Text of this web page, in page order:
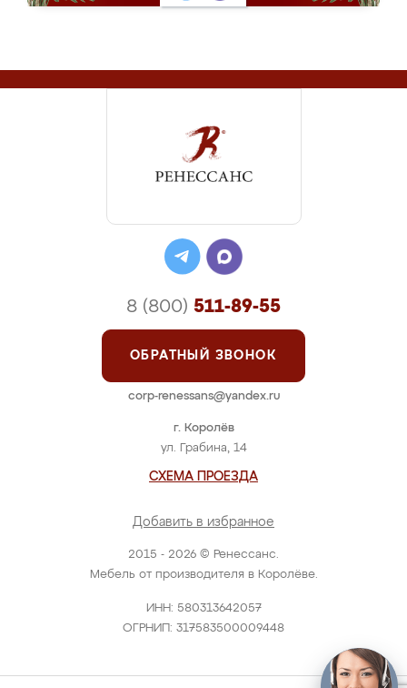
2015 - 2026 © Ренессанс.
Мебель от производителя в Королёве.
ИНН: 580313642057
ОГРНИП: 317583500009448
г. Королёв
ул. Грабина, 14
СХЕМА ПРОЕЗДА
Добавить в избранное
8 (800) 511-89-55
ОБРАТНЫЙ ЗВОНОК
corp-renessans@yandex.ru